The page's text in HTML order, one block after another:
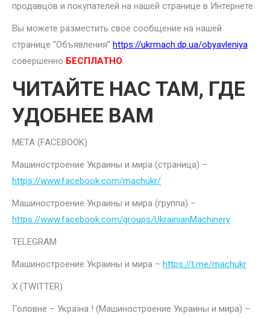
продавцов и покупателей на нашей странице в Интернете.
Вы можете разместить свое сообщение на нашей
странице “Объявления” https://ukrmach.dp.ua/obyavleniya
совершенно БЕСПЛАТНО.
ЧИТАЙТЕ НАС ТАМ, ГДЕ
УДОБНЕЕ ВАМ
META (FACEBOOK)
Машиностроение Украины и мира (страница) –
https://www.facebook.com/machukr/
Машиностроение Украины и мира (группа) –
https://www.facebook.com/groups/UkrainianMachinery
TELEGRAM
Машиностроение Украины и мира – https://t.me/machukr
Х (TWITTER)
Головне – Україна ! (Машиностроение Украины и мира) –